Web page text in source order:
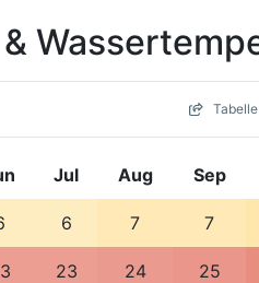
Jul Aug Sep
6 7 7
23 24 25